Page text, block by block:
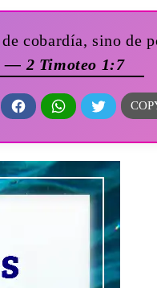
cobardía, sino de
— 2 Timoteo 1:7